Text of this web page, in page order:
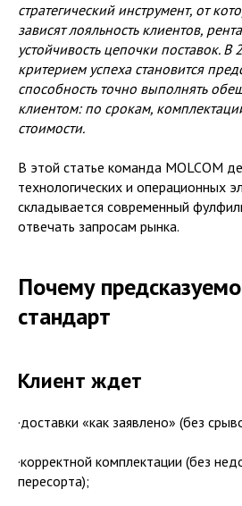
стратегический инструмент, от
зависят лояльность клиентов,
устойчивость цепочки поставок.
критерием успеха становится
способность точно выполнять
клиентом: по срокам,
стоимости.
В этой статье команда MOLCOM
технологических и операционных
складывается современный
отвечать запросам рынка.
Почему
стандарт
Клиент ждет
·доставки «как заявлено» (без
·корректной комплектации (без
пересорта);